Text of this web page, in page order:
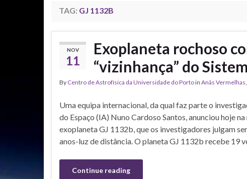
TAG: GJ 1132B
NOV
11
Exoplaneta rochoso
“vizinhança” do
By Centro de Astrofísica da Universidade do Portoin Anãs Vermelhas,
Uma equipa internacional, da qual faz parte o
do Espaço (IA) Nuno Cardoso Santos, anunciou hoje
exoplaneta GJ 1132b, que os investigadores julgam
anos-luz de distância. O planeta GJ 1132b recebe 19
Continue reading